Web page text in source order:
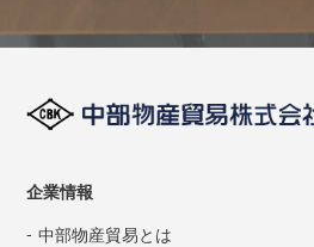
企業情報
中部物産貿易とは